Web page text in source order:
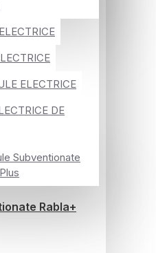
ELECTRICE
DE
Subventionate
Rabla+